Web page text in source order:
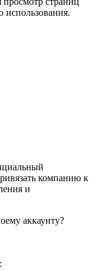
использования.
компанию к
и
аккаунту?